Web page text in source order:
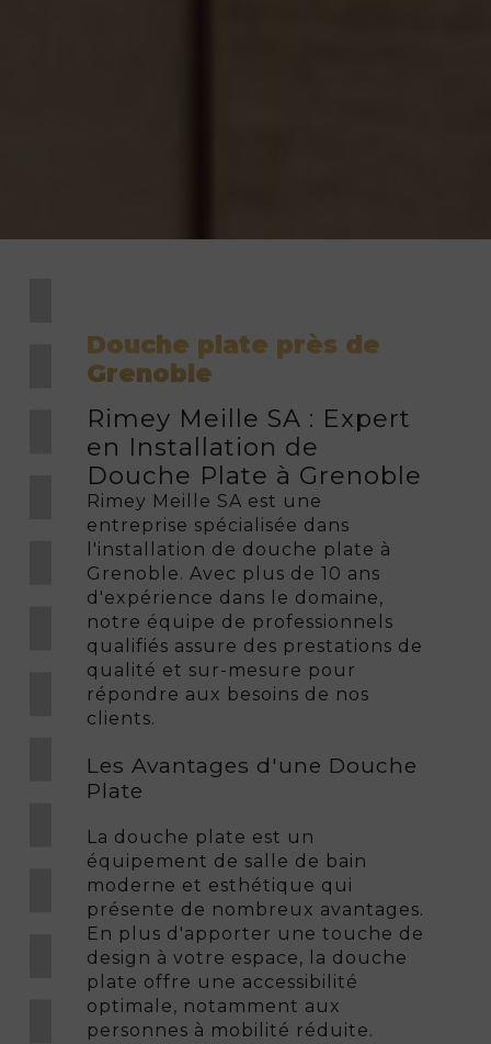
Douche plate près de
Grenoble
Rimey Meille SA : Expert
en Installation de
Douche Plate à Grenoble
Rimey Meille SA est une
entreprise spécialisée dans
l'installation de douche plate à
Grenoble. Avec plus de 10 ans
d'expérience dans le domaine,
notre équipe de professionnels
qualifiés assure des prestations de
qualité et sur-mesure pour
répondre aux besoins de nos
clients.
Les Avantages d'une Douche
Plate
La douche plate est un
équipement de salle de bain
moderne et esthétique qui
présente de nombreux avantages.
En plus d'apporter une touche de
design à votre espace, la douche
plate offre une accessibilité
optimale, notamment aux
personnes à mobilité réduite.